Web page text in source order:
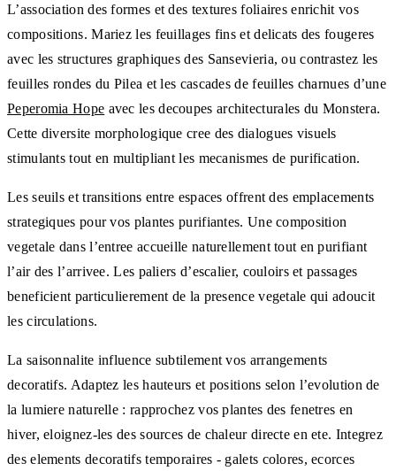
L’association des formes et des textures foliaires enrichit vos
compositions. Mariez les feuillages fins et delicats des fougeres
avec les structures graphiques des Sansevieria, ou contrastez les
feuilles rondes du Pilea et les cascades de feuilles charnues d’une
Peperomia Hope avec les decoupes architecturales du Monstera.
Cette diversite morphologique cree des dialogues visuels
stimulants tout en multipliant les mecanismes de purification.
Les seuils et transitions entre espaces offrent des emplacements
strategiques pour vos plantes purifiantes. Une composition
vegetale dans l’entree accueille naturellement tout en purifiant
l’air des l’arrivee. Les paliers d’escalier, couloirs et passages
beneficient particulierement de la presence vegetale qui adoucit
les circulations.
La saisonnalite influence subtilement vos arrangements
decoratifs. Adaptez les hauteurs et positions selon l’evolution de
la lumiere naturelle : rapprochez vos plantes des fenetres en
hiver, eloignez-les des sources de chaleur directe en ete. Integrez
des elements decoratifs temporaires - galets colores, ecorces